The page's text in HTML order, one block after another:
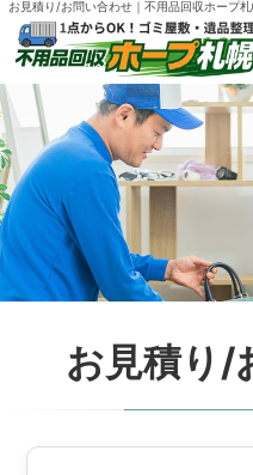
お見積り/お問い合わせ｜不用品回収ホープ
お見積り/